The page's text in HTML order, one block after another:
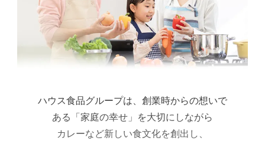
ハウス食品グループは、創業時からの想いで
ある「家庭の幸せ」を大切にしながら
カレーなど新しい食文化を創出し、